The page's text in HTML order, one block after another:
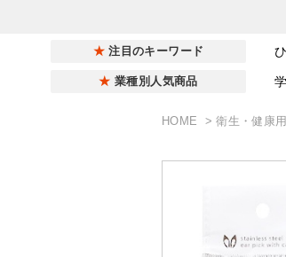
注目のキーワード
業種別人気商品
HOME 衛生・健康